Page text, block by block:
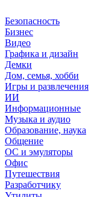
Безопасность
Бизнес
Видео
Графика и дизайн
Демки
Дом, семья, хобби
Игры и развлечения
ИИ
Информационные
Музыка и аудио
Образование, наука
Общение
ОС и эмуляторы
Офис
Путешествия
Разработчику